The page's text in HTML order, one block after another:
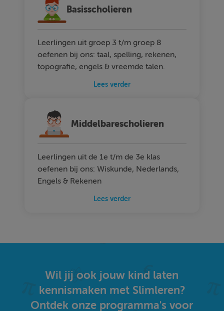
Basisscholieren
Leerlingen uit groep 3 t/m groep 8
oefenen bij ons: taal, spelling, rekenen,
topografie, engels & vreemde talen.
Lees verder
Middelbarescholieren
Leerlingen uit de 1e t/m de 3e klas
oefenen bij ons: Wiskunde, Nederlands,
Engels & Rekenen
Lees verder
Wil jij ook jouw kind laten
kennismaken met Slimleren?
Ontdek onze programma's voor